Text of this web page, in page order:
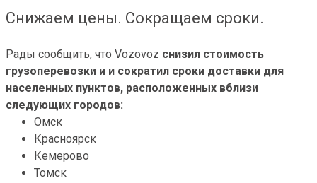
Снижаем цены. Сокращаем сроки.
Рады сообщить, что Vozovoz снизил стоимость
грузоперевозки и и сократил сроки доставки для
населенных пунктов, расположенных вблизи
следующих городов:
Омск
Красноярск
Кемерово
Томск